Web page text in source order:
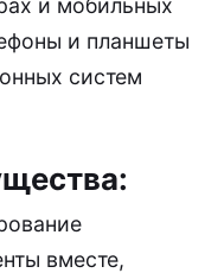
и мобильных
и планшеты
систем
вместе,